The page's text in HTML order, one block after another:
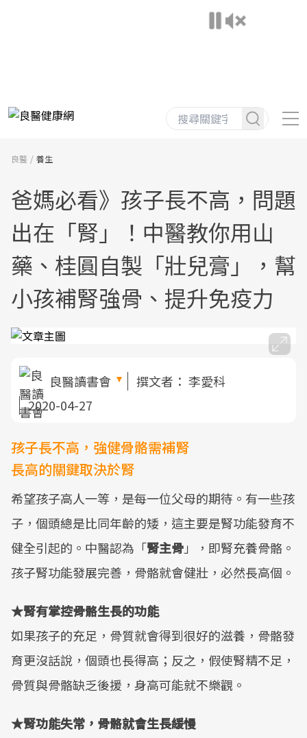
良醫 養生
爸媽必看》孩子長不高，問題
出在「腎」！中醫教你用山
藥、桂圓自製「壯兒膏」，幫
小孩補腎強骨、提升免疫力
良醫讀書會 撰文者： 李愛科
2020-04-27
孩子長不高，強健骨骼需補腎
長高的關鍵取決於腎
希望孩子高人一等，是每一位父母的期待。有一些孩
子，個頭總是比同年齡的矮，這主要是腎功能發育不
健全引起的。中醫認為「腎主骨」，即腎充養骨骼。
孩子腎功能發展完善，骨骼就會健壯，必然長高個。
★腎有掌控骨骼生長的功能
如果孩子的充足，骨質就會得到很好的滋養，骨骼發
育更沒話說，個頭也長得高；反之，假使腎精不足，
骨質與骨骼缺乏後援，身高可能就不樂觀。
★腎功能失常，骨骼就會生長緩慢